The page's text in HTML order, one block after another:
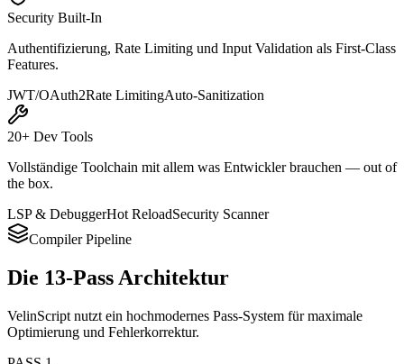
Security Built-In
Authentifizierung, Rate Limiting und Input Validation als First-Class
Features.
JWT/OAuth2Rate LimitingAuto-Sanitization
20+ Dev Tools
Vollständige Toolchain mit allem was Entwickler brauchen — out of
the box.
LSP & DebuggerHot ReloadSecurity Scanner
Compiler Pipeline
Die 13-Pass Architektur
VelinScript nutzt ein hochmodernes Pass-System für maximale
Optimierung und Fehlerkorrektur.